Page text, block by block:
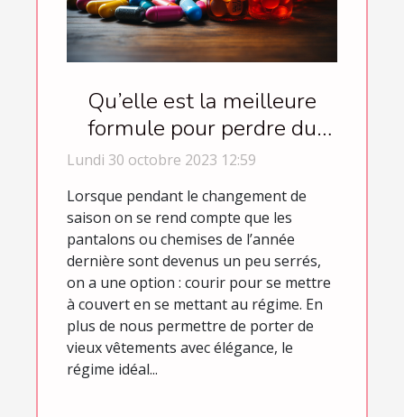
Qu’elle est la meilleure
formule pour perdre du
poids ?
Lundi 30 octobre 2023 12:59
Lorsque pendant le changement de
saison on se rend compte que les
pantalons ou chemises de l’année
dernière sont devenus un peu serrés,
on a une option : courir pour se mettre
à couvert en se mettant au régime. En
plus de nous permettre de porter de
vieux vêtements avec élégance, le
régime idéal...